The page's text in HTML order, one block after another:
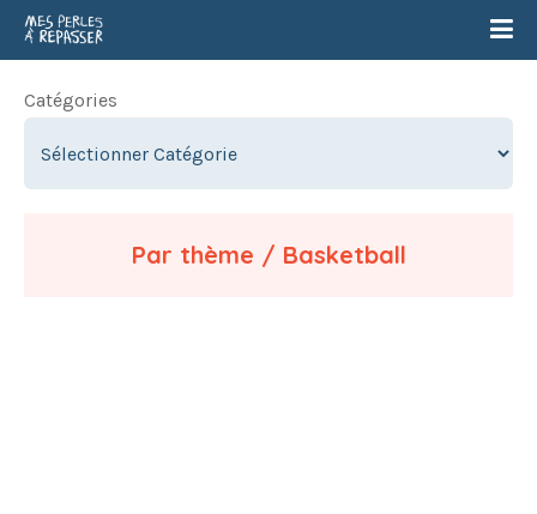
Catégories
Par thème / Basketball